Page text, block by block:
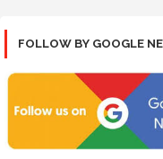
FOLLOW BY GOOGLE